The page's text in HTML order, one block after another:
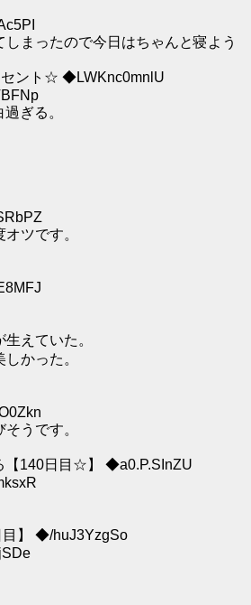
まったので今日はちゃんと寝よう
セント☆ ◆LWKnc0mnlU
ぎる。
ツです。
えていた。
かった。
うです。
【140日目☆】 ◆a0.P.SInZU
目】 ◆/huJ3YzgSo